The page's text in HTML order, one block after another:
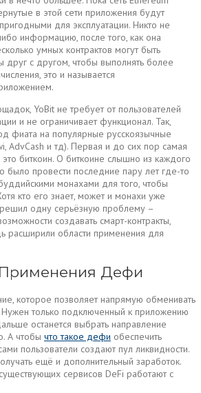
в этой сети приложения будут
для эксплуатации. Никто не
информацию, после того, как она
умных контрактов могут быть
с другом, чтобы выполнять более
это и называется
YoBit не требует от пользователей
и не ограничивает функционал. Так,
фиата на популярные русскоязычные
AdvCash и тд). Первая и до сих пор самая
это биткоин. О биткоине слышно из каждого
было провести последние пару лет где-то
монахами для того, чтобы
кто его знает, может и монахи уже
одну серьёзную проблему –
создавать смарт-контракты,
расширили области применения для
Дефи
которое позволяет напрямую обменивать
только подключенный к приложению
останется выбрать направление
А чтобы что такое дефи обеспечить
пользователи создают пул ликвидности.
ещё и дополнительный заработок.
сервисов DeFi работают с